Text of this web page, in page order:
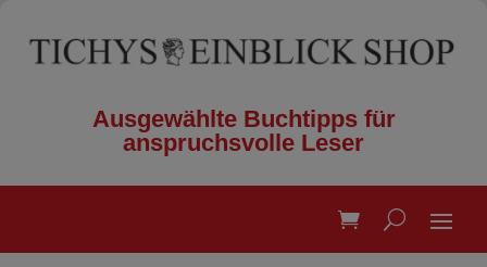
Ausgewählte Buchtipps für
anspruchsvolle Leser